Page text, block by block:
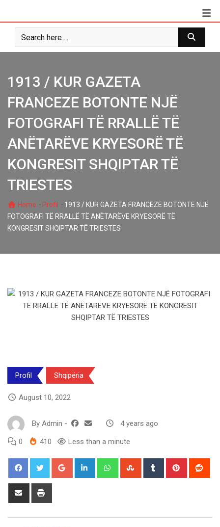
content
1913 / KUR GAZETA
FRANCEZE BOTONTE NJË
FOTOGRAFI TË RRALLË TË
ANËTARËVE KRYESORË TË
KONGRESIT SHQIPTAR TË
TRIESTES
Home - Profil - 1913 / KUR GAZETA FRANCEZE BOTONTE NJË
FOTOGRAFI TË RRALLË TË ANËTARËVE KRYESORË TË
KONGRESIT SHQIPTAR TË TRIESTES
Profil Shqipëria
August 10, 2022
By Admin - 4 years ago
0 410 Less than a minute
Google+ LinkedIn WhatsappStumbleUpon
Tumblr Pinterest
Share